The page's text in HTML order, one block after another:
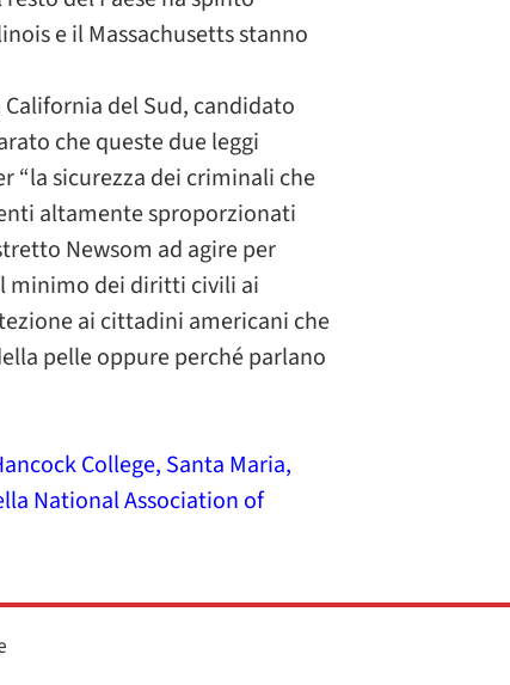
e il Massachusetts stanno
del Sud, candidato
che queste due leggi
“la sicurezza dei criminali che
altamente sproporzionati
Newsom ad agire per
minimo dei diritti civili ai
ai cittadini americani che
pelle oppure perché parlano
College, Santa Maria,
National Association of